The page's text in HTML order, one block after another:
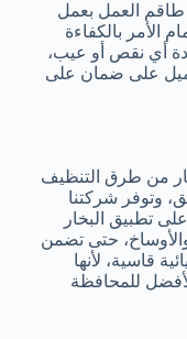
طاقم العمل بعمل
الأمر بالكفاءة
أي نقص أو عيب،
على ضمان على
من طرق التنظيف
وتوفر شركتنا
تطبيق البخار
والأوساخ، حتى تضمن
قاسية، لأنها
للمحافظة